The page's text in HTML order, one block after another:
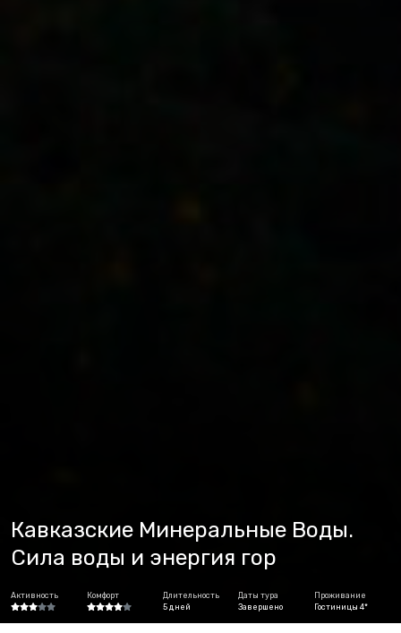
Кавказские Минеральные Воды.
Сила воды и энергия гор
Активность Комфорт
Длительность
5 дней
Даты тура
Завершено
Проживание
Гостиницы 4*